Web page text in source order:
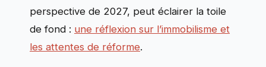
perspective de 2027, peut éclairer la toile
de fond : une réflexion sur l’immobilisme et
les attentes de réforme.